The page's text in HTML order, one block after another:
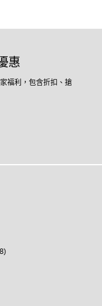
惠
福利，包含折扣、搶